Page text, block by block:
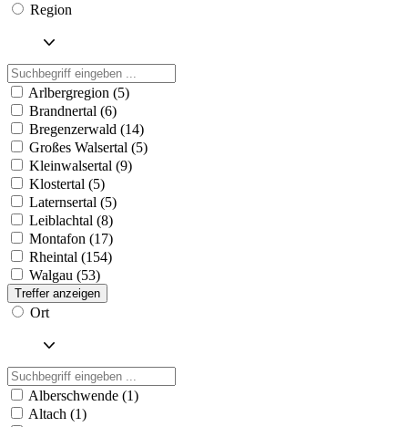
Region
Arlbergregion (5)
Brandnertal (6)
Bregenzerwald (14)
Großes Walsertal (5)
Kleinwalsertal (9)
Klostertal (5)
Laternsertal (5)
Leiblachtal (8)
Montafon (17)
Rheintal (154)
Walgau (53)
Treffer anzeigen
Ort
Alberschwende (1)
Altach (1)